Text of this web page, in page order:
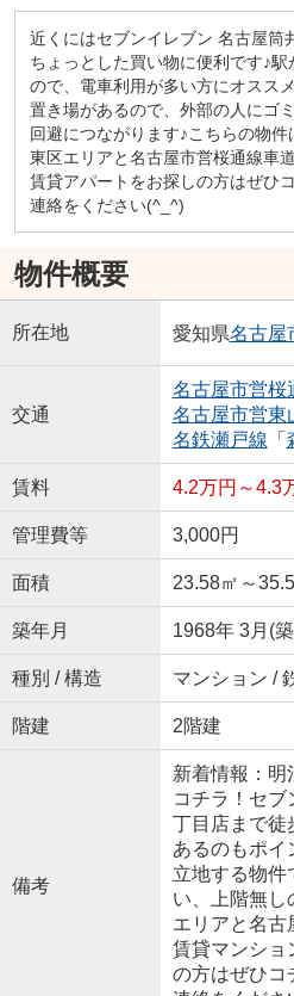
近くにはセブンイレブン 名古屋筒
ちょっとした買い物に便利です♪
ので、電車利用が多い方にオスス
置き場があるので、外部の人にゴ
回避につながります♪こちらの物
東区エリアと名古屋市営桜通線車
賃貸アパートをお探しの方はぜひ
連絡をください(^_^)
物件概要
所在地 愛知県名古屋
交通
名古屋市営桜
名古屋市営東
名鉄瀬戸線 「
賃料 4.2万円～4.3
管理費等 3,000円
面積 23.58㎡～
築年月 1968年 3月(
種別 / 構造 マンション /
階建 2階建
備考
新着情報：明
コチラ！セブ
丁目店まで徒
あるのもポイ
立地する物件
い、上階無し
エリアと名古
賃貸マンショ
の方はぜひコ